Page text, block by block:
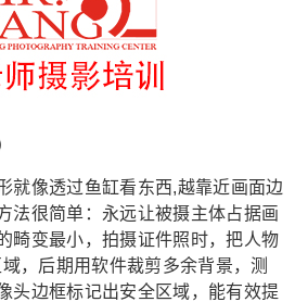
就像透过鱼缸看东西,越靠近画面边
法很简单：永远让被摄主体占据画
畸变最小，拍摄证件照时，把人物
，后期用软件裁剪多余背景，测
头边框标记出安全区域，能有效提